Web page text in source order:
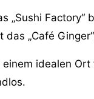
„Café
idealen